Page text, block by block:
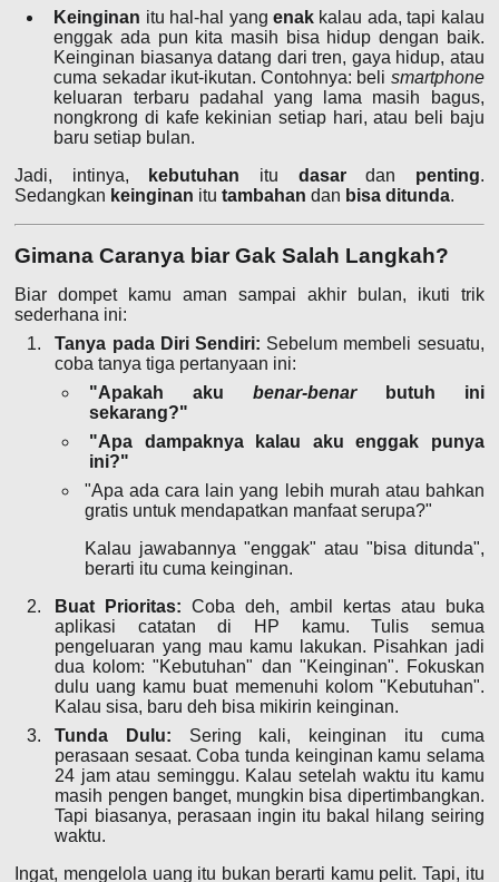
Keinginan itu hal-hal yang enak kalau ada, tapi kalau
enggak ada pun kita masih bisa hidup dengan baik.
Keinginan biasanya datang dari tren, gaya hidup, atau
cuma sekadar ikut-ikutan. Contohnya: beli smartphone
keluaran terbaru padahal yang lama masih bagus,
nongkrong di kafe kekinian setiap hari, atau beli baju
baru setiap bulan.
Jadi, intinya,
kebutuhan itu dasardan penting.
Sedangkan keinginan itutambahan dan bisa ditunda.
Gimana Caranya biar Gak Salah Langkah?
Biar dompet kamu aman sampai akhir bulan, ikuti trik
sederhana ini:
Tanya pada Diri Sendiri: Sebelum membeli sesuatu,
coba tanya tiga pertanyaan ini:
"Apakah aku benar-benarbutuh ini
sekarang?"
"Apa dampaknya kalau aku enggak punya
ini?"
"Apa ada cara lain yang lebih murah atau bahkan
gratis untuk mendapatkan manfaat serupa?"
Kalau jawabannya "enggak" atau "bisa ditunda",
berarti itu cuma keinginan.
Buat Prioritas: Coba deh, ambil kertas atau buka
aplikasi catatan di HP kamu. Tulis semua
pengeluaran yang mau kamu lakukan. Pisahkan jadi
dua kolom: "Kebutuhan" dan "Keinginan". Fokuskan
dulu uang kamu buat memenuhi kolom "Kebutuhan".
Kalau sisa, baru deh bisa mikirin keinginan.
Tunda Dulu: Sering kali, keinginan itu cuma
perasaan sesaat. Coba tunda keinginan kamu selama
24 jam atau seminggu. Kalau setelah waktu itu kamu
masih pengen banget, mungkin bisa dipertimbangkan.
Tapi biasanya, perasaan ingin itu bakal hilang seiring
waktu.
Ingat, mengelola uang itu bukan berarti kamu pelit. Tapi, itu